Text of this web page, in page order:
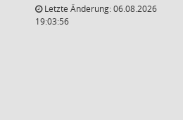
Letzte Änderung: 06.08.2026
19:03:56